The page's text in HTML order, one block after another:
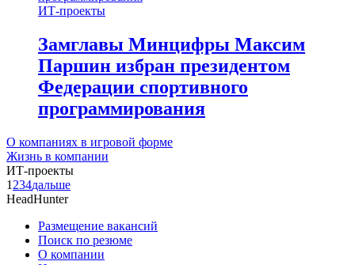
ИТ-проекты
Замглавы Минцифры Максим
Паршин избран президентом
Федерации спортивного
программирования
О компаниях в игровой форме
Жизнь в компании
ИТ-проекты
1 234дальше
HeadHunter
Размещение вакансий
Поиск по резюме
О компании